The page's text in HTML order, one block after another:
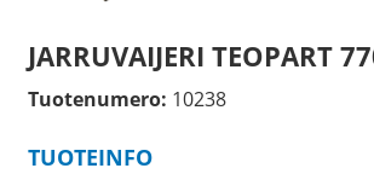
JARRUVAIJERI TEOPART
Tuotenumero: 10238
TUOTEINFO